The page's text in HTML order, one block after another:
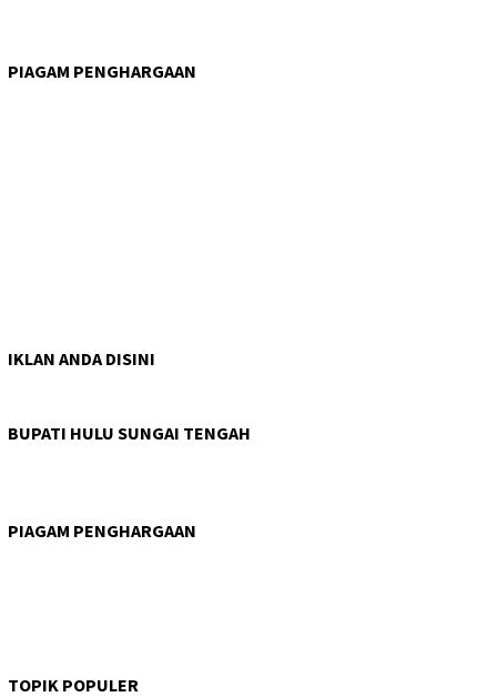
PIAGAM PENGHARGAAN
IKLAN ANDA DISINI
BUPATI HULU SUNGAI TENGAH
PIAGAM PENGHARGAAN
TOPIK POPULER